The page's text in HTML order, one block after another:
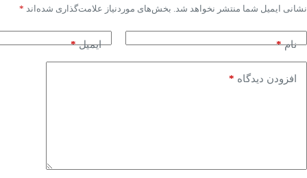
نشانی ایمیل شما منتشر نخواهد شد. بخش‌های موردنیاز علامت‌گذاری شده‌اند *
نام* ایمیل*
افزودن دیدگاه *